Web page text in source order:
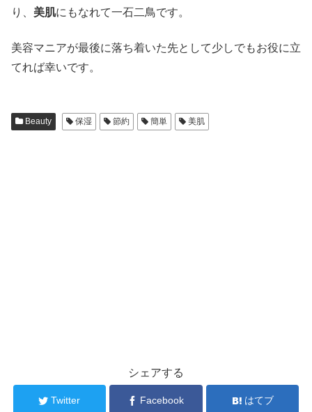
り、 美肌にもなれて一石二鳥です。
美容マニアが最後に落ち着いた先として少しでもお役に立
てれば幸いです。
Beauty 保湿 節約 簡単 美肌
シェアする
Twitter Facebook はてブ